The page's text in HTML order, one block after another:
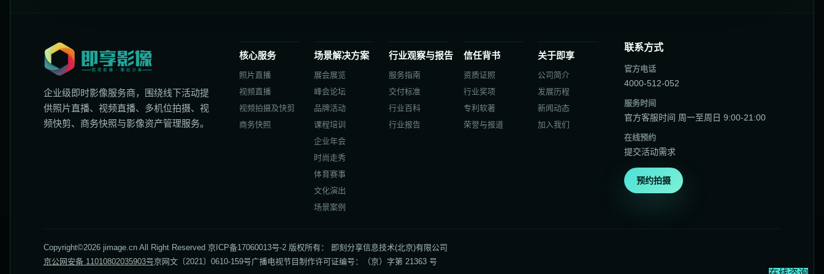
企业级即时影像服务商，围绕线下活动提
供照片直播、视频直播、多机位拍摄、视
频快剪、商务快照与影像资产管理服务。
核心服务
照片直播
视频直播
视频拍摄及快剪
商务快照
场景解决方案
展会展览
峰会论坛
品牌活动
课程培训
企业年会
时尚走秀
体育赛事
文化演出
场景案例
行业观察与报告
服务指南
交付标准
行业百科
行业报告
信任背书
资质证照
行业奖项
专利软著
荣誉与报道
关于即享
公司简介
发展历程
新闻动态
加入我们
联系方式
官方电话
4000-512-052
服务时间
官方客服时间 周一至周日 9:00-21:00
在线预约
提交活动需求
预约拍摄
Copyright©2026 jimage.cn All Right Reserved 京ICP备17060013号-2 版权所有： 即刻分享信息技术(北京)有限公司
京公网安备 11010802035903号京网文〔2021〕0610-159号广播电视节目制作许可证编号：（京）字第 21363 号